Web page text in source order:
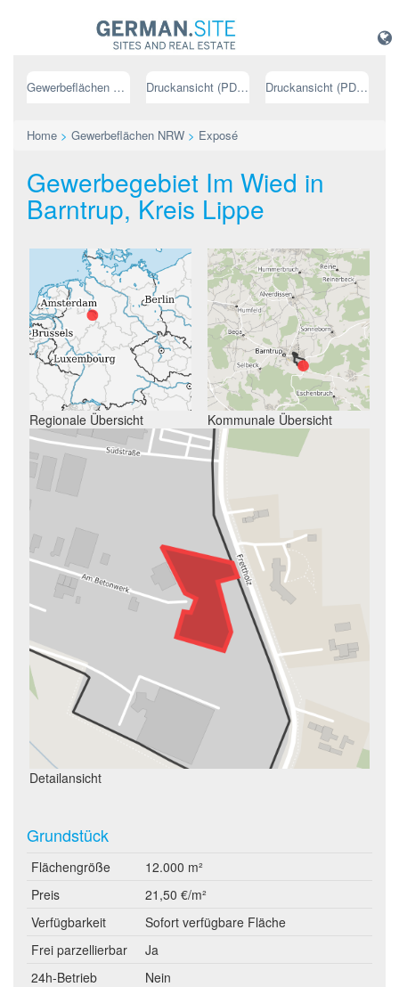
Gewerbeflächen NRW Druckansicht (PDF) // deutsch Druckansicht (PDF) // englisch
Home > Gewerbeflächen NRW > Exposé
Gewerbegebiet Im Wied in
Barntrup, Kreis Lippe
Regionale Übersicht Kommunale Übersicht
Detailansicht
Grundstück
Flächengröße
12.000 m²
Preis
21,50 €/m²
Verfügbarkeit
Sofort verfügbare Fläche
Frei parzellierbar
Ja
24h-Betrieb
Nein